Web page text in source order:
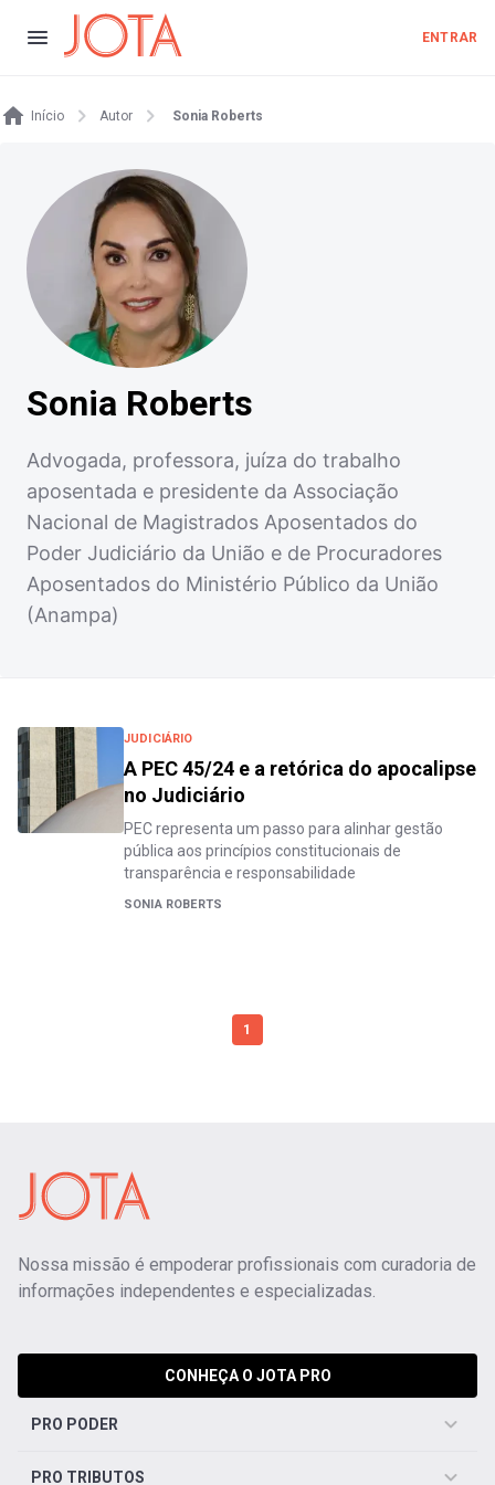
ENTRAR
Início Autor Sonia Roberts
Sonia Roberts
Advogada, professora, juíza do trabalho
aposentada e presidente da Associação
Nacional de Magistrados Aposentados do
Poder Judiciário da União e de Procuradores
Aposentados do Ministério Público da União
(Anampa)
JUDICIÁRIO
A PEC 45/24 e a retórica do apocalipse
no Judiciário
PEC representa um passo para alinhar gestão
pública aos princípios constitucionais de
transparência e responsabilidade
SONIA ROBERTS
1
Nossa missão é empoderar profissionais com curadoria de
informações independentes e especializadas.
CONHEÇA O JOTA PRO
PRO PODER
PRO TRIBUTOS